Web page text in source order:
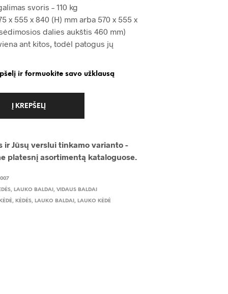
svoris – 110 kg
x 555 x 840 (H) mm arba 570 x 555 x
dalies aukštis 460 mm)
ant kitos, todėl patogus jų
ir formuokite savo užklausą
Į KREPŠELĮ
ir Jūsų verslui tinkamo varianto -
platesnį asortimentą kataloguose.
, LAUKO BALDAI ,VIDAUS BALDAI
, KĖDĖS, LAUKO BALDAI , LAUKO KĖDĖ